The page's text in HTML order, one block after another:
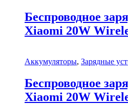
Беспроводное
Xiaomi 20W
Аккумуляторы, Зарядные
Беспроводное
Xiaomi 20W